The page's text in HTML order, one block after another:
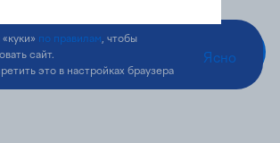
по правилам, чтобы
сайт.
это в настройках браузера
Ясно